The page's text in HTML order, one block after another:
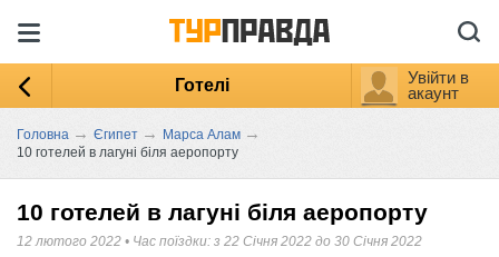
Готелі
Увійти в
акаунт
Головна → Єгипет → Марса Алам →
10 готелей в лагуні біля аеропорту
10 готелей в лагуні біля аеропорту
12 лютого 2022 • Час поїздки: з 22 Січня 2022 до 30 Січня 2022